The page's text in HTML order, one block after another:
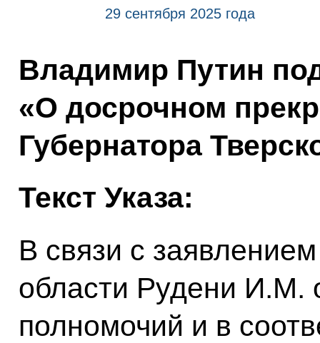
29 сентября 2025 года
Владимир Путин
«О досрочном
Губернатора
Текст Указа:
В связи с
области Рудени И.М.
полномочий и в